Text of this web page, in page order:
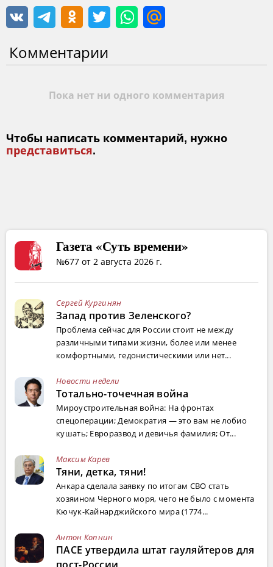
Комментарии
Пока нет ни одного комментария
Чтобы написать комментарий, нужно
представиться.
Газета «Суть времени»
№677 от 2 августа 2026 г.
Сергей Кургинян
Запад против Зеленского?
Проблема сейчас для России стоит не между
различными типами жизни, более или менее
комфортными, гедонистическими или нет...
Новости недели
Тотально-точечная война
Мироустроительная война: На фронтах
спецоперации; Демократия — это вам не лобио
кушать; Евроразвод и девичья фамилия; От...
Максим Карев
Тяни, детка, тяни!
Анкара сделала заявку по итогам СВО стать
хозяином Черного моря, чего не было с момента
Кючук-Кайнарджийского мира (1774...
Антон Копнин
ПАСЕ утвердила штат гауляйтеров для